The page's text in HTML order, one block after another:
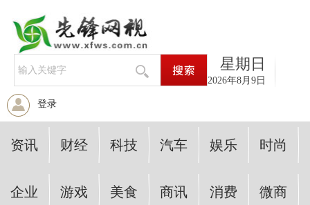
星期日
2026年8月9日
登录
资讯 财经 科技 汽车 娱乐 时尚
企业 游戏 美食 商讯 消费 微商